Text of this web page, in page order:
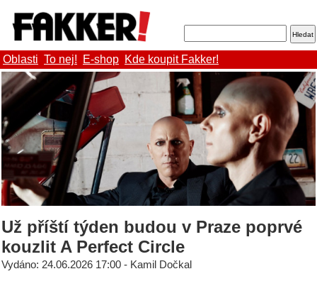
Oblasti To nej! E-shop Kde koupit Fakker!
Už příští týden budou v Praze poprvé
kouzlit A Perfect Circle
Vydáno: 24.06.2026 17:00 - Kamil Dočkal